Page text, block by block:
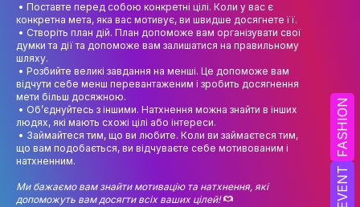
EVENT
FASHION
ВИДАВНИЧА ДІЯЛЬНІСТЬ
ПІДВИЩЕННЯ КВАЛІФІКАЦІЇ
ЯКІСТЬ ОСВІТИ
АКАДЕМІЧНА ДОБРОЧЕСНІСТЬ
АКАДЕМІЧНА МОБІЛЬНІСТЬ
• Поставте перед собою конкретні цілі. Коли у вас є
конкретна мета, яка вас мотивує, ви швидше досягнете її.
• Створіть план дій. План допоможе вам організувати свої
думки та дії та допоможе вам залишатися на правильному
шляху.
• Розбийте великі завдання на менші. Це допоможе вам
відчути себе менш перевантаженим і зробить досягнення
мети більш досяжною.
• Об’єднуйтесь з іншими. Натхнення можна знайти в інших
людях, які мають схожі цілі або інтереси.
• Займайтеся тим, що ви любите. Коли ви займаєтеся тим,
що вам подобається, ви відчуваєте себе мотивованим і
натхненним.
Ми бажаємо вам знайти мотивацію та натхнення, які
допоможуть вам досягти всіх ваших цілей!